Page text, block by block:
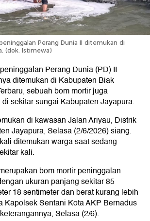
Perang Dunia II ditemukan di
(dok. Istimewa)
Perang Dunia (PD) II
ditemukan di Kabupaten Biak
sebuah bom mortir juga
sekitar sungai Kabupaten Jayapura.
di kawasan Jalan Ariyau, Distrik
Jayapura, Selasa (2/6/2026) siang.
ditemukan warga saat sedang
kali.
bom mortir peninggalan
ukuran panjang sekitar 85
18 sentimeter dan berat kurang lebih
Kapolsek Sentani Kota AKP Bernadus
Selasa (2/6).